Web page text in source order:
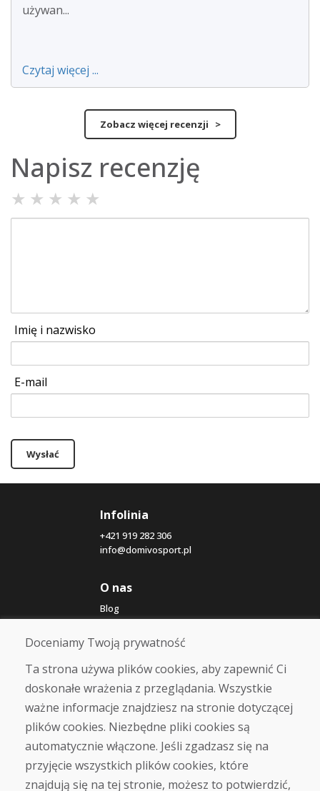
używan...
Czytaj więcej ...
Zobacz więcej recenzji >
Napisz recenzję
★ ★ ★ ★ ★
Imię i nazwisko
E-mail
Wysłać
Infolinia
+421 919 282 306
info@domivosport.pl
O nas
Blog
O nas
Sklep
Kontakt
Zakup
Sklep internetowy
Warunki handlowe
Transport
Zapłata
Skarga
Zwrot i wymiana towaru
Doceniamy Twoją prywatność
Ta strona używa plików cookies, aby zapewnić Ci
doskonałe wrażenia z przeglądania. Wszystkie
ważne informacje znajdziesz na stronie dotyczącej
plików cookies. Niezbędne pliki cookies są
automatycznie włączone. Jeśli zgadzasz się na
przyjęcie wszystkich plików cookies, które
znajdują się na tej stronie, możesz to potwierdzić,